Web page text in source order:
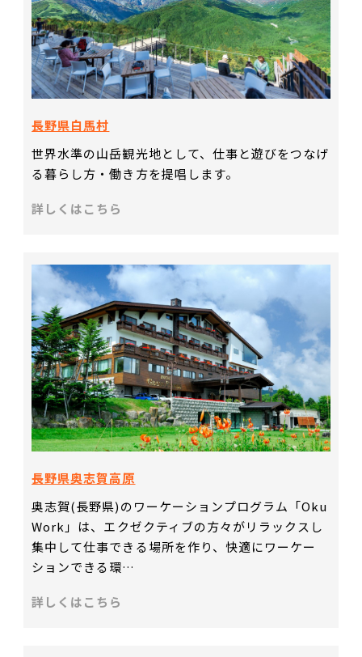
長野県白馬村
世界水準の山岳観光地として、仕事と遊びをつなげ
る暮らし方・働き方を提唱します。
詳しくはこちら
長野県奥志賀高原
奥志賀(長野県)のワーケーションプログラム「Oku
Work」は、エクゼクティブの方々がリラックスし
集中して仕事できる場所を作り、快適にワーケー
ションできる環…
詳しくはこちら